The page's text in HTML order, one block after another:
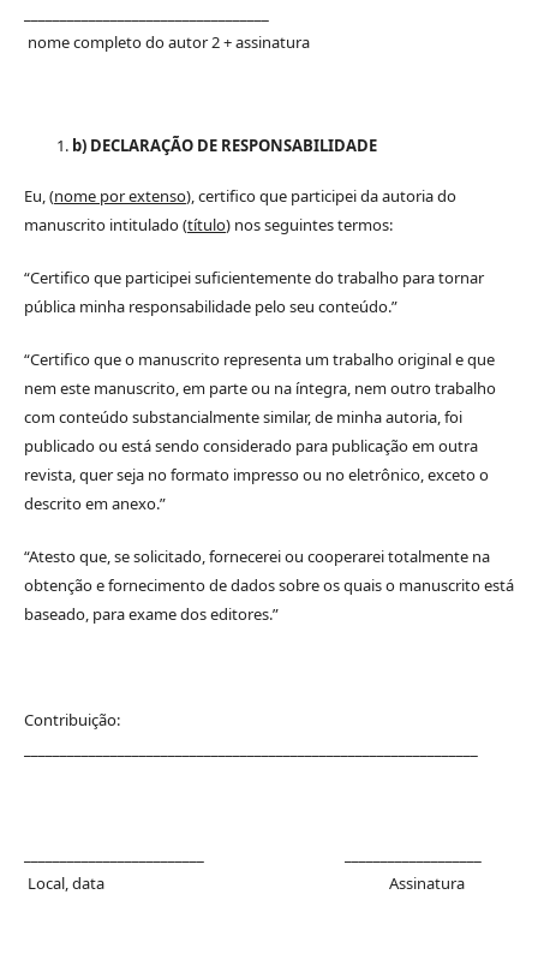
nome completo do autor 2 + assinatura
b) DECLARAÇÃO DE RESPONSABILIDADE
Eu, (nome por extenso), certifico que participei da autoria do
manuscrito intitulado (título) nos seguintes termos:
“Certifico que participei suficientemente do trabalho para tornar
pública minha responsabilidade pelo seu conteúdo.”
“Certifico que o manuscrito representa um trabalho original e que
nem este manuscrito, em parte ou na íntegra, nem outro trabalho
com conteúdo substancialmente similar, de minha autoria, foi
publicado ou está sendo considerado para publicação em outra
revista, quer seja no formato impresso ou no eletrônico, exceto o
descrito em anexo.”
“Atesto que, se solicitado, fornecerei ou cooperarei totalmente na
obtenção e fornecimento de dados sobre os quais o manuscrito está
baseado, para exame dos editores.”
Contribuição:
Local, data Assinatura